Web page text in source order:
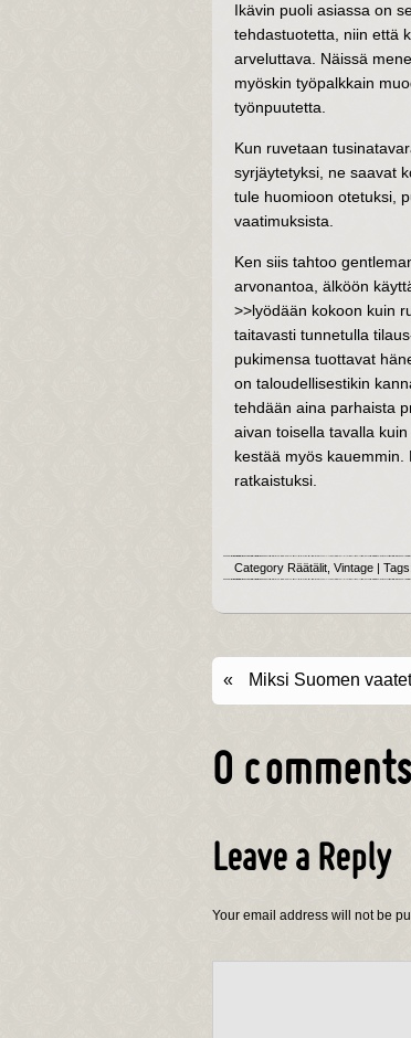
Ikävin puoli asiassa on
tehdastuotetta, niin että
arveluttava. Näissä
myöskin työpalkkain
työnpuutetta.
Kun ruvetaan
syrjäytetyksi, ne saavat
tule huomioon otetuksi,
vaatimuksista.
Ken siis tahtoo
arvonantoa, älköön
>>lyödään kokoon kuin
taitavasti tunnetulla
pukimensa tuottavat
on taloudellisestikin
tehdään aina parhaista
aivan toisella tavalla
kestää myös
ratkaistuksi.
Category Räätälit Vintage | Tags:
« Miksi Suomen
0 comments
Leave a Reply
Your email address will not be